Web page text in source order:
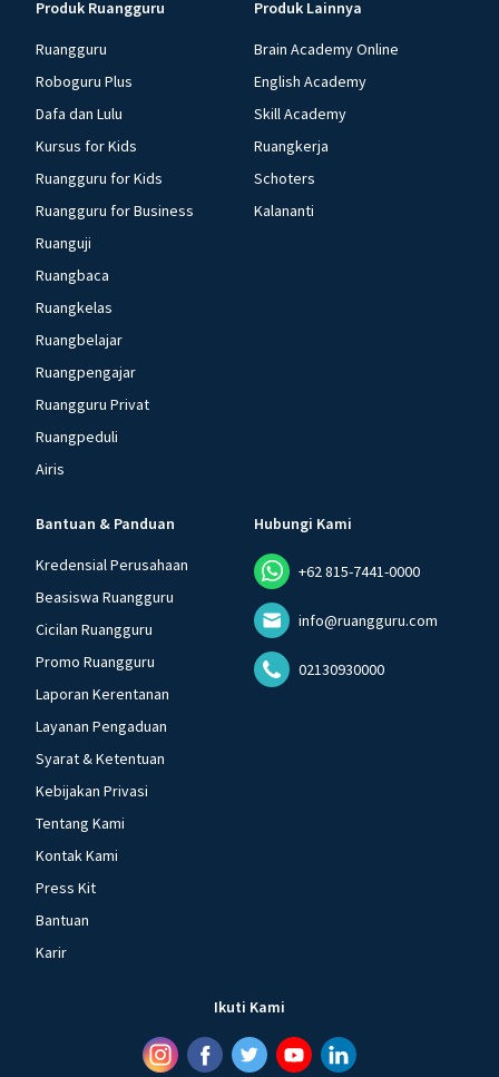
Produk Ruangguru
Ruangguru
Roboguru Plus
Dafa dan Lulu
Kursus for Kids
Ruangguru for Kids
Ruangguru for Business
Ruanguji
Ruangbaca
Ruangkelas
Ruangbelajar
Ruangpengajar
Ruangguru Privat
Ruangpeduli
Airis
Produk Lainnya
Brain Academy Online
English Academy
Skill Academy
Ruangkerja
Schoters
Kalananti
Bantuan & Panduan
Kredensial Perusahaan
Beasiswa Ruangguru
Cicilan Ruangguru
Promo Ruangguru
Laporan Kerentanan
Layanan Pengaduan
Syarat & Ketentuan
Kebijakan Privasi
Tentang Kami
Kontak Kami
Press Kit
Bantuan
Karir
Hubungi Kami
+62 815-7441-0000
info@ruangguru.com
02130930000
Ikuti Kami